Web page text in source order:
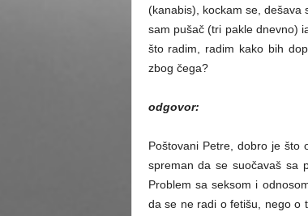
(kanabis), kockam se, dešava
sam pušač (tri pakle dnevno)
što radim, radim kako bih
zbog čega?
odgovor:
Poštovani Petre, dobro je što
spreman da se suočavaš sa
Problem sa seksom i
da se ne radi o fetišu, nego o